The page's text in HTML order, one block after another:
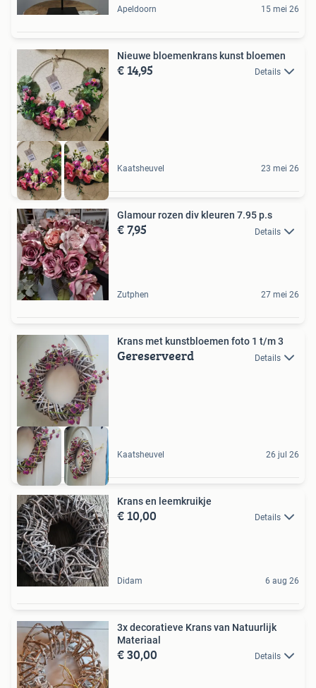
Apeldoorn 15 mei 26
Nieuwe bloemenkrans kunst bloemen
€ 14,95 Details
Kaatsheuvel 23 mei 26
Glamour rozen div kleuren 7.95 p.s
€ 7,95 Details
Zutphen 27 mei 26
Krans met kunstbloemen foto 1 t/m 3
Gereserveerd Details
Kaatsheuvel 26 jul 26
Krans en leemkruikje
€ 10,00 Details
Didam 6 aug 26
3x decoratieve Krans van Natuurlijk
Materiaal
€ 30,00 Details